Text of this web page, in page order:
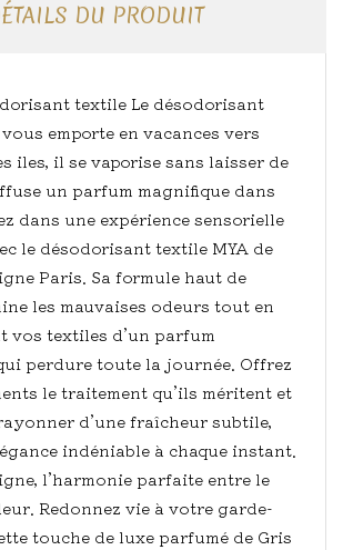
DU PRODUIT
textile Le désodorisant
emporte en vacances vers
iles, il se vaporise sans laisser de
un parfum magnifique dans
dans une expérience sensorielle
le désodorisant textile MYA de
Paris. Sa formule haut de
les mauvaises odeurs tout en
vos textiles d’un parfum
perdure toute la journée. Offrez
le traitement qu’ils méritent et
d’une fraîcheur subtile,
indéniable à chaque instant.
l’harmonie parfaite entre le
Redonnez vie à votre garde-
touche de luxe parfumé de Gris